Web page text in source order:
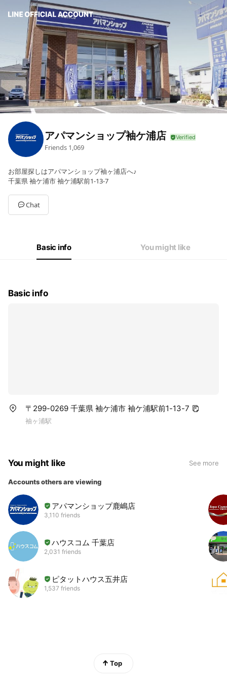
アパマンショップ袖ケ浦店
Friends 1,069
お部屋探しはアパマンショップ袖ヶ浦店へ♪
千葉県 袖ケ浦市 袖ケ浦駅前1-13-7
Chat
Basic info You might like
Basic info
〒299-0269 千葉県 袖ケ浦市 袖ケ浦駅前1-13-7
袖ヶ浦駅
You might like See more
Accounts others are viewing
アパマンショップ鹿嶋店
3,110 friends
ハウスコム 千葉店
2,031 friends
ピタットハウス五井店
1,537 friends
Top